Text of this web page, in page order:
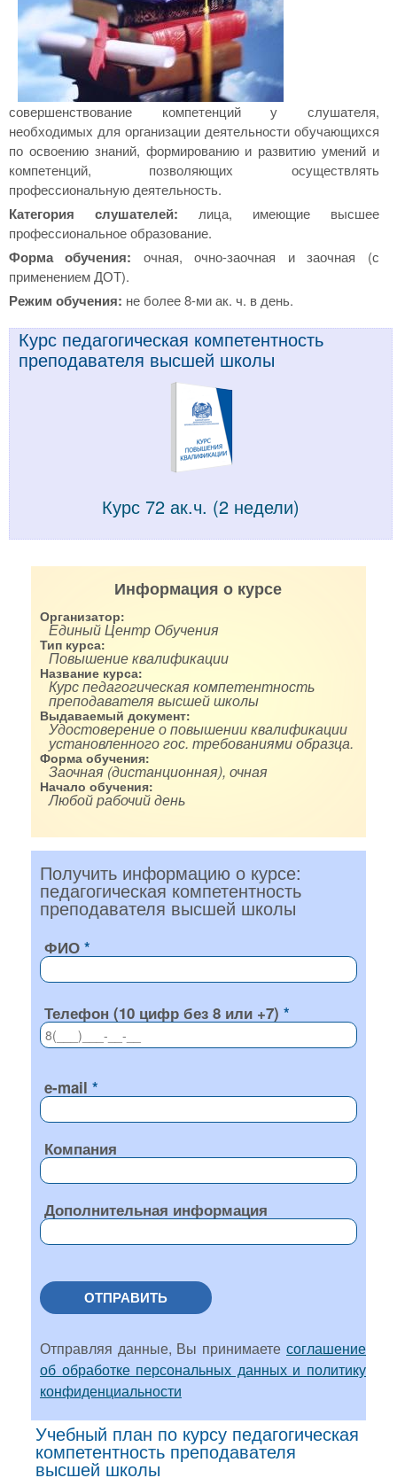
совершенствование компетенций у слушателя,
необходимых для организации деятельности обучающихся
по освоению знаний, формированию и развитию умений и
компетенций, позволяющих осуществлять
профессиональную деятельность.
Категория слушателей: лица, имеющие высшее
профессиональное образование.
Форма обучения: очная, очно-заочная и заочная (с
применением ДОТ).
Режим обучения: не более 8-ми ак. ч. в день.
Курс педагогическая компетентность
преподавателя высшей школы
Курс 72 ак.ч. (2 недели)
Информация о курсе
Организатор:
Единый Центр Обучения
Тип курса:
Повышение квалификации
Название курса:
Курс педагогическая компетентность
преподавателя высшей школы
Выдаваемый документ:
Удостоверение о повышении квалификации
установленного гос. требованиями образца.
Форма обучения:
Заочная (дистанционная), очная
Начало обучения:
Любой рабочий день
Получить информацию о курсе:
педагогическая компетентность
преподавателя высшей школы
ФИО
Телефон (10 цифр без 8 или +7)
e-mail
Компания
Дополнительная информация
ОТПРАВИТЬ
Отправляя данные, Вы принимаете соглашение
об обработке персональных данных и политику
конфиденциальности
Учебный план по курсу педагогическая
компетентность преподавателя
высшей школы